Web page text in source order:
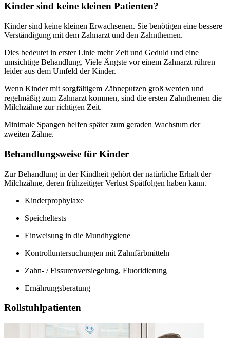
Kinder sind keine kleinen Patienten?
Kinder sind keine kleinen Erwachsenen. Sie benötigen eine bessere
Verständigung mit dem Zahnarzt und den Zahnthemen.
Dies bedeutet in erster Linie mehr Zeit und Geduld und eine
umsichtige Behandlung. Viele Ängste vor einem Zahnarzt rühren
leider aus dem Umfeld der Kinder.
Wenn Kinder mit sorgfältigem Zähneputzen groß werden und
regelmäßig zum Zahnarzt kommen, sind die ersten Zahnthemen die
Milchzähne zur richtigen Zeit.
Minimale Spangen helfen später zum geraden Wachstum der
zweiten Zähne.
Behandlungsweise für Kinder
Zur Behandlung in der Kindheit gehört der natürliche Erhalt der
Milchzähne, deren frühzeitiger Verlust Spätfolgen haben kann.
Kinderprophylaxe
Speicheltests
Einweisung in die Mundhygiene
Kontrolluntersuchungen mit Zahnfärbmitteln
Zahn- / Fissurenversiegelung, Fluoridierung
Ernährungsberatung
Rollstuhlpatienten